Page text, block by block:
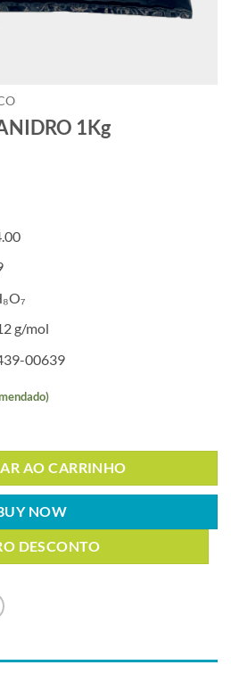
1Kg
g/mol
00639
AO CARRINHO
NOW
DESCONTO